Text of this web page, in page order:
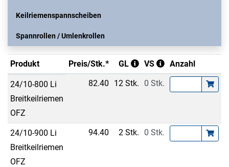
Keilriemenspannscheiben
Spannrollen / Umlenkrollen
Produkt Preis/Stk.* GL VS Anzahl
24/10-800 Li
Breitkeilriemen
OFZ
82.40 12 Stk. 0 Stk.
24/10-900 Li
Breitkeilriemen
OFZ
94.40 2 Stk. 0 Stk.